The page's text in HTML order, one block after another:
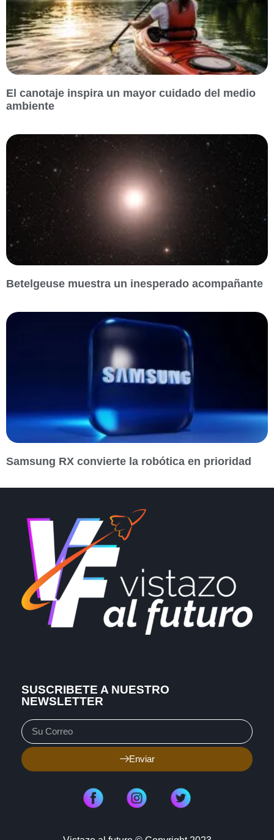
El canotaje inspira un mayor cuidado del medio
ambiente
Betelgeuse muestra un inesperado acompañante
Samsung RX convierte la robótica en prioridad
SUSCRIBETE A NUESTRO
NEWSLETTER
Enviar